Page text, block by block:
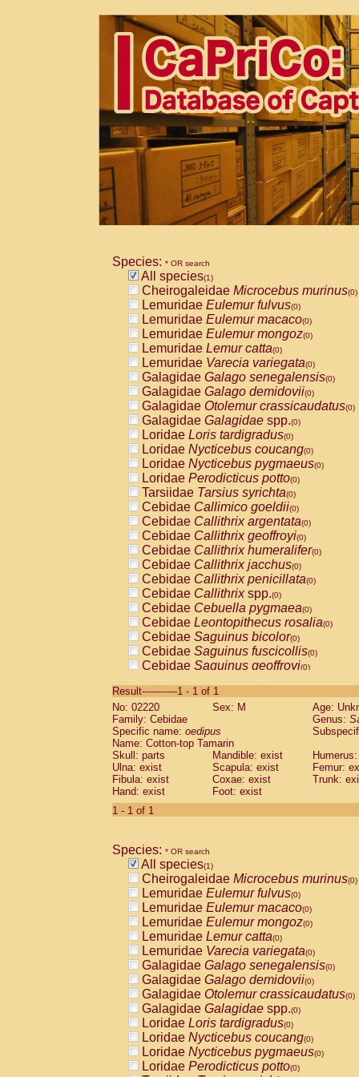
Species: * OR search
All species(1)
Cheirogaleidae Microcebus murinus(0)
Lemuridae Eulemur fulvus(0)
Lemuridae Eulemur macaco(0)
Lemuridae Eulemur mongoz(0)
Lemuridae Lemur catta(0)
Lemuridae Varecia variegata(0)
Galagidae Galago senegalensis(0)
Galagidae Galago demidovii(0)
Galagidae Otolemur crassicaudatus(0)
Galagidae Galagidae spp.(0)
Loridae Loris tardigradus(0)
Loridae Nycticebus coucang(0)
Loridae Nycticebus pygmaeus(0)
Loridae Perodicticus potto(0)
Tarsiidae Tarsius syrichta(0)
Cebidae Callimico goeldii(0)
Cebidae Callithrix argentata(0)
Cebidae Callithrix geoffroyi(0)
Cebidae Callithrix humeralifer(0)
Cebidae Callithrix jacchus(0)
Cebidae Callithrix penicillata(0)
Cebidae Callithrixspp.(0)
Cebidae Cebuella pygmaea(0)
Cebidae Leontopithecus rosalia(0)
Cebidae Saguinus bicolor(0)
Cebidae Saguinus fuscicollis(0)
Cebidae Saguinus geoffroyi(0)
CebidaeSaguinus labiatus(0)
Cebidae Saguinus leucopus (0)
Cebidae
CebidaeSaguinus mystax
Cebidae Saguinus nigricollis (0)
Cebidae Saguinus oedipus
Cebidae Saguinus weddelli
Cebidae Saguinusspp.
Cebidae
CebidaeCebus capucinus
CebidaeCebus nigrivittatus
CebidaeCebus spp.(0)
CebidaeSaimiri boliviensis(0)
CebidaeSaimiri sciureus(0)
AtelidaeAlouatta caraya(0)
AtelidaeAlouatta fusca(0)
AtelidaeAlouatta seniculus(0)
AtelidaeAlouattaspp.(0)
AtelidaeAteles belzebuth(0)
AtelidaeAteles geoffroyi(0)
AtelidaeAteles paniscus(0)
AtelidaeAtelesspp.(0)
AtelidaeLagothrix lagothricha(0)
AtelidaeLagothrix lagothricha cana
PitheciidaeCacajao calvus
Result-----------1 - 1 of 1
No: 02220
Sex: M
Age:
Family: Cebidae
Genus:
Specific name: oedipus
Name: Cotton-top Tamarin
Skull: parts
Mandible: exist
Ulna: exist
Scapula: exist
Femur:
Fibula: exist
Coxae: exist
Trunk:
Hand: exist
Foot: exist
1 - 1 of 1
Species: * OR search
All species(1)
Cheirogaleidae Microcebus murinus(0)
Lemuridae Eulemur fulvus(0)
Lemuridae Eulemur macaco(0)
Lemuridae Eulemur mongoz(0)
Lemuridae Lemur catta(0)
Lemuridae Varecia variegata(0)
Galagidae Galago senegalensis(0)
Galagidae Galago demidovii(0)
Galagidae Otolemur crassicaudatus(0)
Galagidae Galagidae spp.(0)
Loridae Loris tardigradus(0)
Loridae Nycticebus coucang(0)
Loridae Nycticebus pygmaeus(0)
Loridae Perodicticus potto(0)